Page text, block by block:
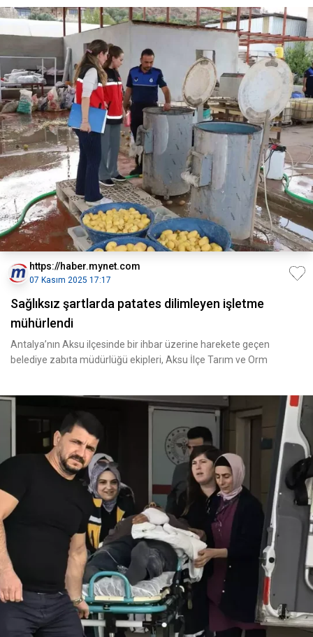
https://haber.mynet.com
07 Kasım 2025 17:17
Sağlıksız şartlarda patates dilimleyen işletme
mühürlendi
Antalya’nın Aksu ilçesinde bir ihbar üzerine harekete geçen
belediye zabıta müdürlüğü ekipleri, Aksu İlçe Tarım ve Orm